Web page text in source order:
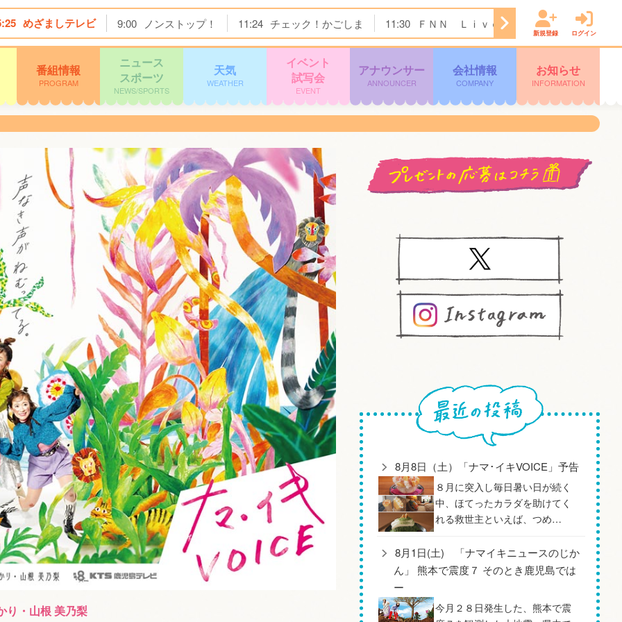
めざましテレビ 9:00 ノンストップ！ 11:24 チェック！かごしま 11:30 ＦＮＮ Ｌｉｖｅ Ｎｅｗｓ ｄａｙｓ
新規登録 ログイン
番組情報
PROGRAM
ニュース
スポーツ
NEWS/SPORTS
天気
WEATHER
イベント
試写会
EVENT
アナウンサー
ANNOUNCER
会社情報
COMPANY
お知らせ
INFORMATION
り・山根 美乃梨
8月8日（土）「ナマ･イキVOICE」予告
８月に突入し毎日暑い日が続く
中、ほてったカラダを助けてく
れる救世主といえば、つめ…
8月1日(土) 「ナマイキニュースのじか
ん」 熊本で震度７ そのとき鹿児島では
ー
今月２８日発生した、熊本で震